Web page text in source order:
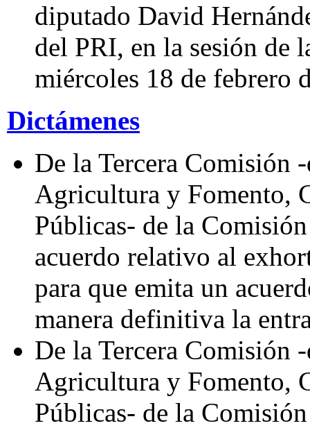
diputado David
del PRI, en la sesión de
miércoles 18 de febrero
Dictámenes
De la Tercera Comisión
Agricultura y Fomento,
Públicas- de la
acuerdo relativo al
para que emita un
manera definitiva la
De la Tercera Comisión
Agricultura y Fomento,
Públicas- de la